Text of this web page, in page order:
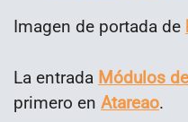
Imagen de portada de
La entrada Módulos
primero en Atareao.